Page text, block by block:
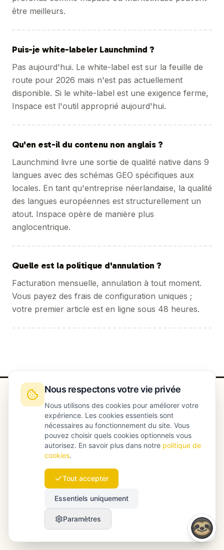
être meilleurs.
Puis-je white-labeler Launchmind ?
Pas aujourd'hui. Le white-label est sur la feuille de
route pour 2026 mais n'est pas actuellement
disponible. Si le white-label est une exigence ferme,
Inspace est l'outil approprié aujourd'hui.
Qu'en est-il du contenu non anglais ?
Launchmind livre une sortie de qualité native dans 9
langues avec des schémas GEO spécifiques aux
locales. En tant qu'entreprise néerlandaise, la qualité
des langues européennes est structurellement un
atout. Inspace opère de manière plus
anglocentrique.
Quelle est la politique d'annulation ?
Facturation mensuelle, annulation à tout moment.
Vous payez des frais de configuration uniques ;
votre premier article est en ligne sous 48 heures.
Comparer Launchmind à d’autres
outils
vs Scalenut vs MarketMuse
vs Ahrefs
Nous respectons votre vie privée
Nous utilisons des cookies pour améliorer votre
expérience. Les cookies essentiels sont
nécessaires au fonctionnement du site. Vous
pouvez choisir quels cookies optionnels vous
autorisez. En savoir plus dans notre politique de
cookies.
Tout accepter
Essentiels uniquement
Paramètres